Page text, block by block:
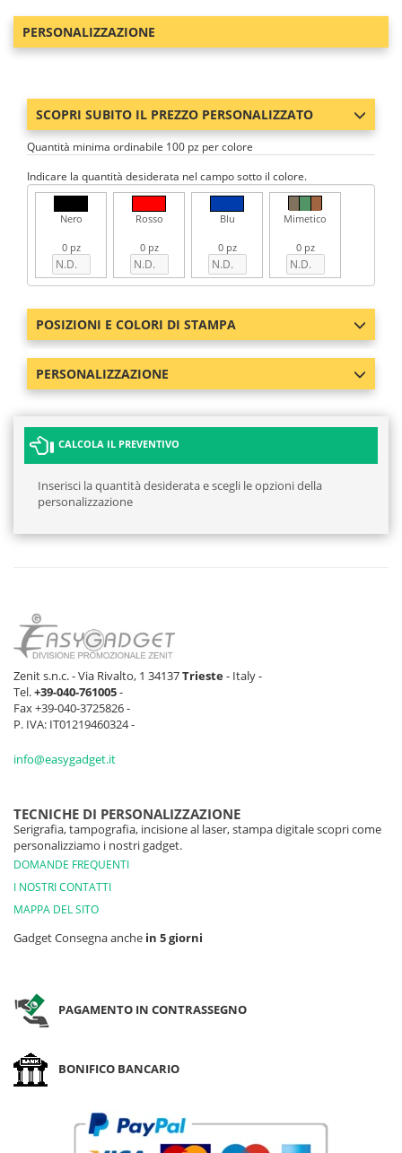
PERSONALIZZAZIONE
SCOPRI SUBITO IL PREZZO PERSONALIZZATO
Quantità minima ordinabile 100 pz per colore
Indicare la quantità desiderata nel campo sotto il colore.
Nero
0 pz
Rosso
0 pz
Blu
0 pz
Mimetico
0 pz
POSIZIONI E COLORI DI STAMPA
PERSONALIZZAZIONE
CALCOLA IL PREVENTIVO
Inserisci la quantità desiderata e scegli le opzioni della
personalizzazione
Zenit s.n.c. - Via Rivalto, 1 34137Trieste- Italy -
Tel.+39-040-761005-
Fax +39-040-3725826 -
P. IVA: IT01219460324 -
info@easygadget.it
TECNICHE DI PERSONALIZZAZIONE
Serigrafia, tampografia, incisione al laser, stampa digitale scopri come
personalizziamo i nostri gadget.
DOMANDE FREQUENTI
I NOSTRI CONTATTI
MAPPA DEL SITO
Gadget Consegna anche in 5 giorni
PAGAMENTO IN CONTRASSEGNO
BONIFICO BANCARIO